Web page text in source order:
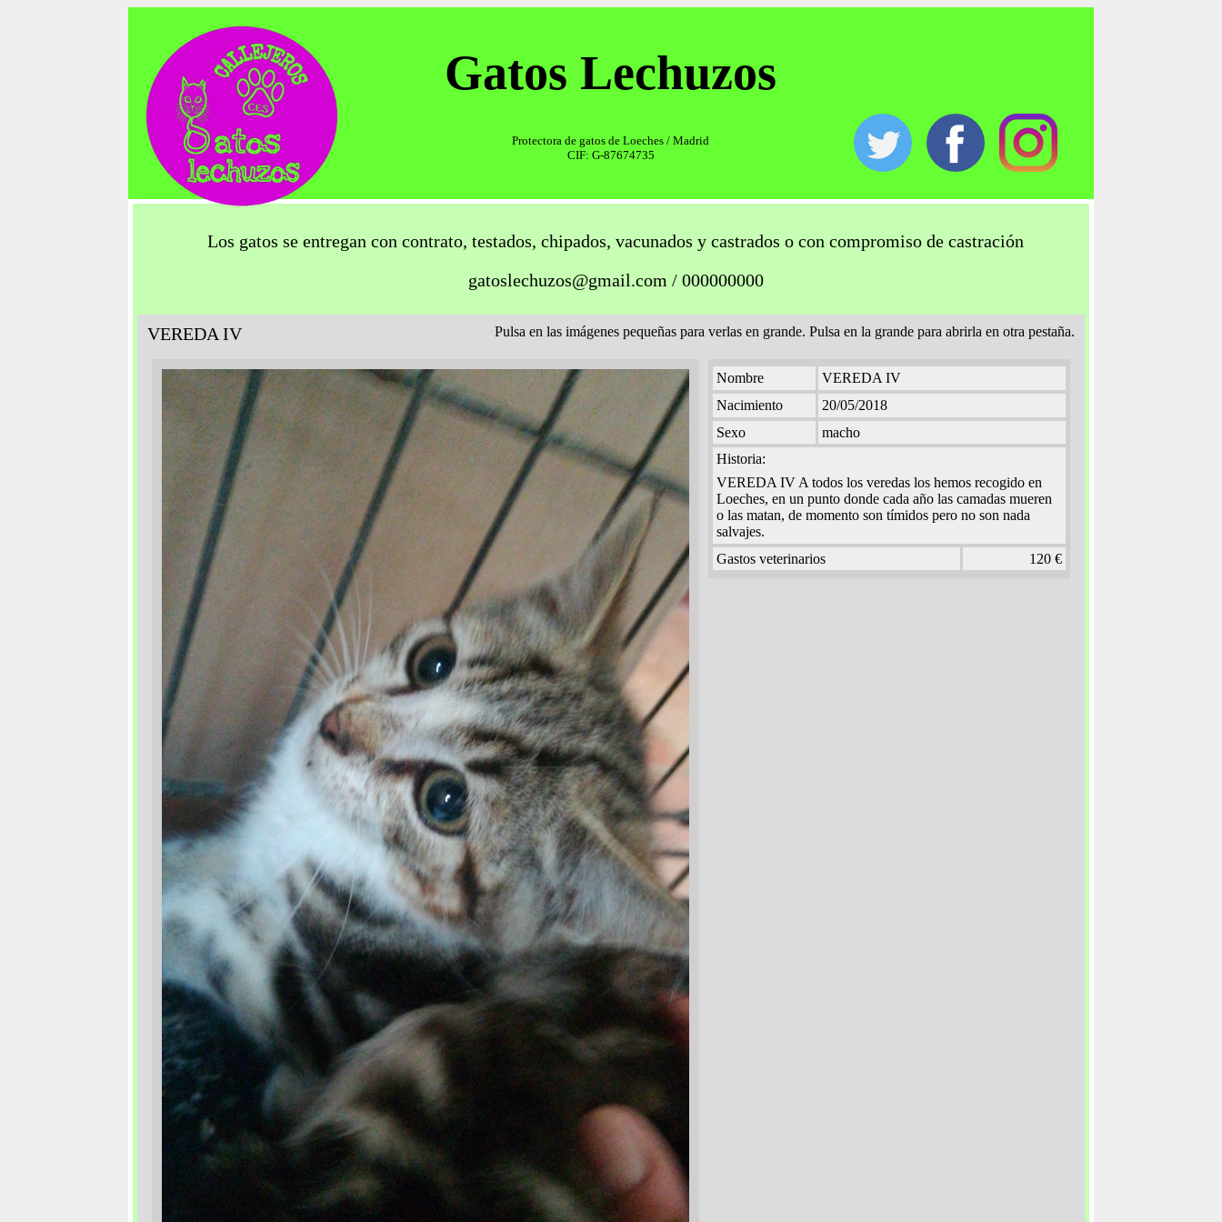
Gatos Lechuzos
Protectora de gatos de Loeches / Madrid
CIF: G-87674735
Los gatos se entregan con contrato, testados, chipados, vacunados y castrados o con compromiso de castración
gatoslechuzos@gmail.com / 000000000
VEREDA IV Pulsa en las imágenes pequeñas para verlas en grande. Pulsa en la grande para abrirla en otra pestaña.
Nombre
VEREDA IV
Nacimiento
20/05/2018
Sexo
macho
Historia:
VEREDA IV A todos los veredas los hemos recogido en
Loeches, en un punto donde cada año las camadas mueren
o las matan, de momento son tímidos pero no son nada
salvajes.
Gastos veterinarios
120 €